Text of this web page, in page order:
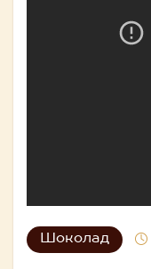
Шоколад